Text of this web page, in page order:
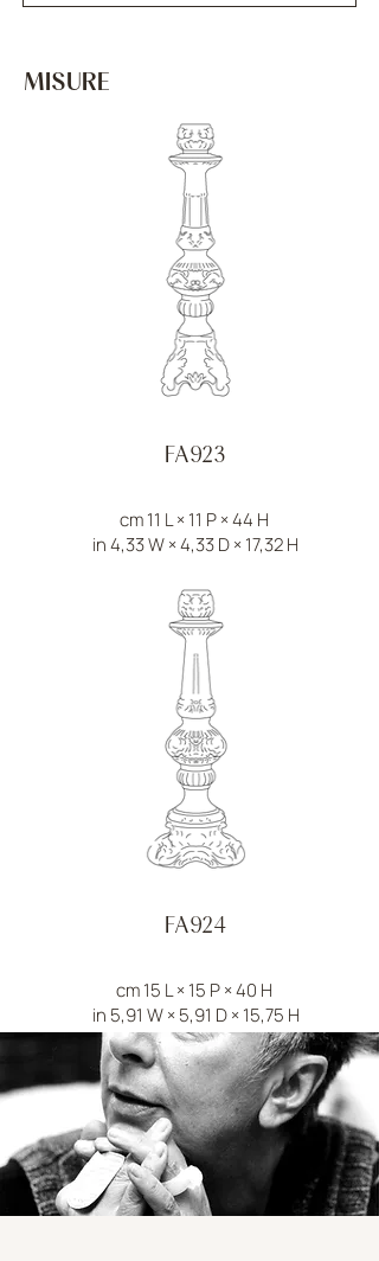
MISURE
FA923
cm 11 L × 11 P × 44 H
in 4,33 W × 4,33 D × 17,32 H
FA924
cm 15 L × 15 P × 40 H
in 5,91 W × 5,91 D × 15,75 H